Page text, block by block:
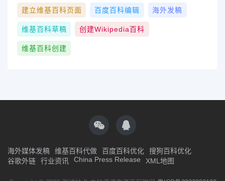
建立维基百科页面 百度百科编辑 海外发稿
维基百科草稿 创建Wikipedia百科
维基百科创建
海外媒体发稿 维基百科代做 百度百科优化
搜狗百科优化
谷歌外链
行业资讯 China Press Release XML地图